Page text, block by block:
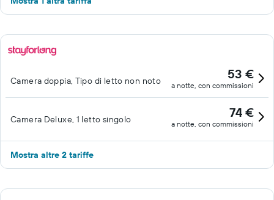
Camera doppia, Tipo di letto non noto 53 €
a notte, con commissioni
Camera Deluxe, 1 letto singolo 74 €
a notte, con commissioni
Mostra altre 2 tariffe